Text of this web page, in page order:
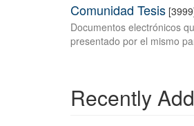
Comunidad Tesis
Documentos electrónicos
presentado por el mismo
Recently